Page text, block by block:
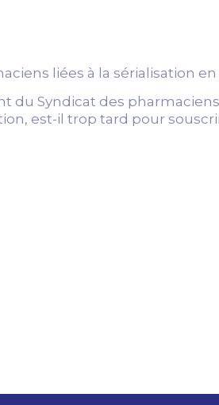
liées à la sérialisation en
du Syndicat des
est-il trop tard pour